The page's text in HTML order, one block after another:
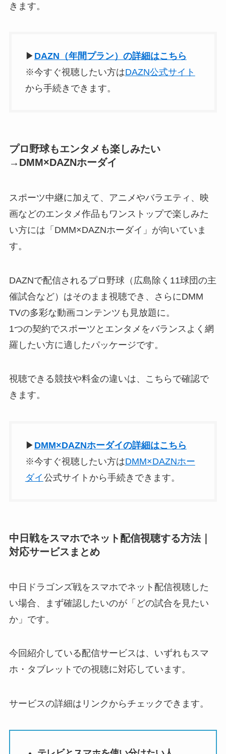
きます。
▶ DAZN（年間プラン）の詳細はこちら
※今すぐ視聴したい方はDAZN公式サイト
から手続きできます。
プロ野球もエンタメも楽しみたい
→DMM×DAZNホーダイ
スポーツ中継に加えて、アニメやバラエティ、映
画などのエンタメ作品もワンストップで楽しみた
い方には「DMM×DAZNホーダイ」が向いていま
す。
DAZNで配信されるプロ野球（広島除く11球団の主
催試合など）はそのまま視聴でき、さらにDMM
TVの多彩な動画コンテンツも見放題に。
1つの契約でスポーツとエンタメをバランスよく網
羅したい方に適したパッケージです。
視聴できる競技や料金の違いは、こちらで確認で
きます。
▶ DMM×DAZNホーダイの詳細はこちら
※今すぐ視聴したい方はDMM×DAZNホー
ダイ 公式サイトから手続きできます。
中日戦をスマホでネット配信視聴する方法｜
対応サービスまとめ
中日ドラゴンズ戦をスマホでネット配信視聴した
い場合、まず確認したいのが「どの試合を見たい
か」です。
今回紹介している配信サービスは、いずれもスマ
ホ・タブレットでの視聴に対応しています。
サービスの詳細はリンクからチェックできます。